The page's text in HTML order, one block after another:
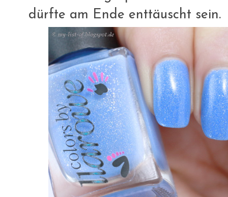
dürfte am Ende enttäuscht sein.